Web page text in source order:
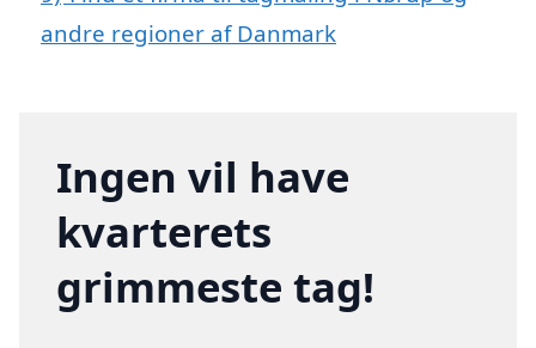
andre regioner af Danmark
Ingen vil have
kvarterets
grimmeste tag!